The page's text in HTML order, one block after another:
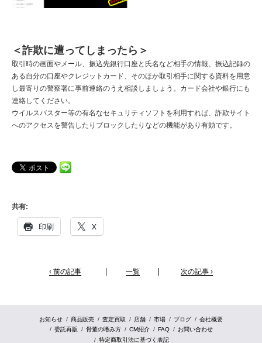
＜詐欺に遭ってしまったら＞
取引時の画面やメール、振込先銀行口座と氏名など相手の情報、振込記録の
ある自分の口座やクレジットカード、そのほか取引相手に関する資料を用意
し最寄りの警察署に事前連絡のうえ相談しましょう。カード会社や銀行にも
連絡してください。
ウイルスバスター等の有名なセキュリティソフトを利用すれば、詐欺サイト
へのアクセスを警告したりブロックしたりなどの機能があり有効です。
共有:
印刷 X
‹ 前の記事 一覧 次の記事 ›
お知らせ 商品販売 査定買取 店舗 市場 ブログ
会社概要
委託再販
骨董の嗜み方 CM紹介 FAQ
お問い合わせ
特定商取引法に基づく表記